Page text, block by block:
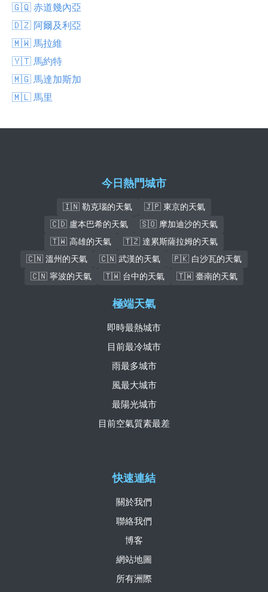
🇬🇶 赤道幾內亞
🇩🇿 阿爾及利亞
🇲🇼 馬拉維
🇾🇹 馬約特
🇲🇬 馬達加斯加
🇲🇱 馬里
今日熱門城市
🇮🇳 勒克瑙的天氣
🇯🇵 東京的天氣
🇨🇩 盧本巴希的天氣
🇸🇴 摩加迪沙的天氣
🇹🇼 高雄的天氣
🇹🇿 達累斯薩拉姆的天氣
🇨🇳 溫州的天氣
🇨🇳 武漢的天氣
🇵🇰 白沙瓦的天氣
🇨🇳 寧波的天氣
🇹🇼 台中的天氣 🇹🇼 臺南的天氣
快速連結
關於我們
聯絡我們
博客
網站地圖
所有洲際
極端天氣
即時最熱城市
目前最冷城市
雨最多城市
風最大城市
最陽光城市
目前空氣質素最差